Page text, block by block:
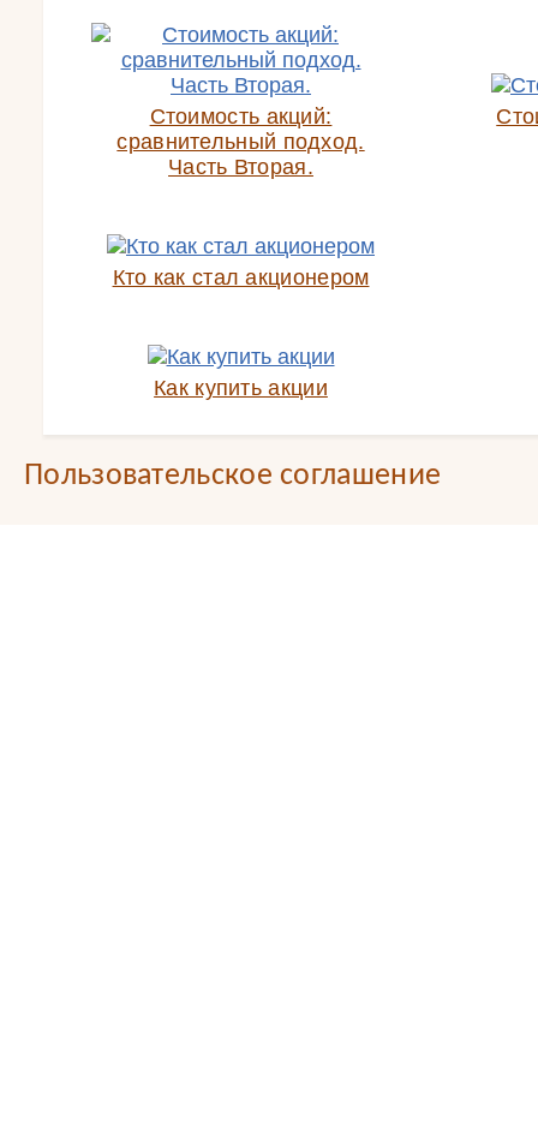
Стоимость акций:
сравнительный подход.
Часть Вторая.
Кто как стал акционером
Как купить акции
Пользовательское соглашение